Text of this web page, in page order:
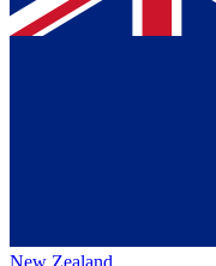
New Zealand